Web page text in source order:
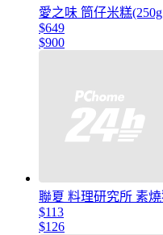
愛之味 筒仔米糕
$649
$900
聯夏 料理研究所 素
$113
$126